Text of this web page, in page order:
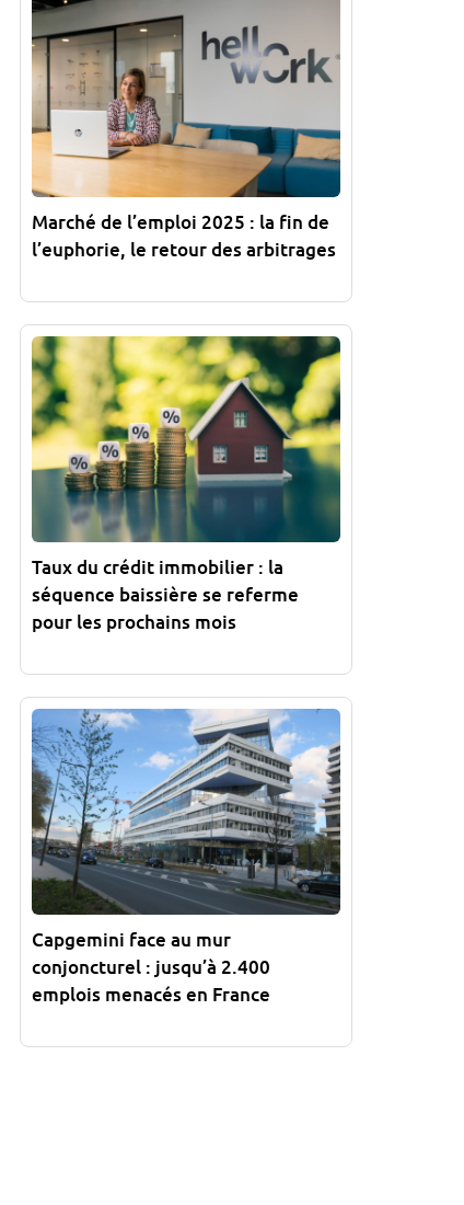
Marché de l’emploi 2025 : la fin de
l’euphorie, le retour des arbitrages
Taux du crédit immobilier : la
séquence baissière se referme
pour les prochains mois
Capgemini face au mur
conjoncturel : jusqu’à 2.400
emplois menacés en France